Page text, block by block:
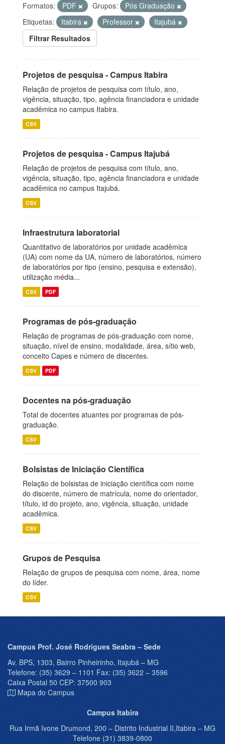
Formatos:
PDF Grupos:
Pós Graduação
Etiquetas:
Itabira Professor
Itajubá
Filtrar Resultados
Projetos de pesquisa - Campus Itabira
Relação de projetos de pesquisa com título, ano,
vigência, situação, tipo, agência financiadora e unidade
acadêmica no campus Itabira.
CSV
Projetos de pesquisa - Campus Itajubá
Relação de projetos de pesquisa com título, ano,
vigência, situação, tipo, agência financiadora e unidade
acadêmica no campus Itajubá.
CSV
Infraestrutura laboratorial
Quantitativo de laboratórios por unidade acadêmica
(UA) com nome da UA, número de laboratórios, número
de laboratórios por tipo (ensino, pesquisa e extensão),
utilização média...
CSV PDF
Programas de pós-graduação
Relação de programas de pós-graduação com nome,
situação, nível de ensino, modalidade, área, sítio web,
conceito Capes e número de discentes.
CSV PDF
Docentes na pós-graduação
Total de docentes atuantes por programas de pós-
graduação.
CSV
Bolsistas de Iniciação Científica
Relação de bolsistas de iniciação científica com nome
do discente, número de matrícula, nome do orientador,
título, id do projeto, ano, vigência, situação, unidade
acadêmica.
CSV
Grupos de Pesquisa
Relação de grupos de pesquisa com nome, área, nome
do líder.
CSV
Campus Prof. José Rodrigues Seabra – Sede
Av. BPS, 1303, Bairro Pinheirinho, Itajubá – MG
Telefone: (35) 3629 – 1101 Fax: (35) 3622 – 3596
Caixa Postal 50 CEP: 37500 903
Mapa do Campus
Campus Itabira
Rua Irmã Ivone Drumond, 200 – Distrito Industrial II,Itabira – MG
Telefone (31) 3839-0800